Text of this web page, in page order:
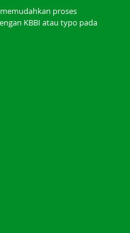
proses
KBBI atau typo pada